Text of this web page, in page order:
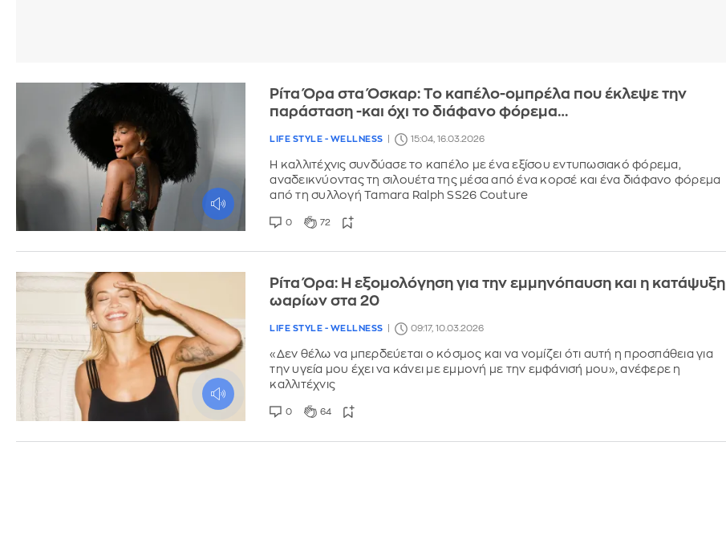
Ρίτα Όρα στα Όσκαρ: Το καπέλο-ομπρέλα που έκλεψε την
παράσταση -και όχι το διάφανο φόρεμα…
LIFE STYLE - WELLNESS 15:04, 16.03.2026
Η καλλιτέχνις συνδύασε το καπέλο με ένα εξίσου εντυπωσιακό φόρεμα,
αναδεικνύοντας τη σιλουέτα της μέσα από ένα κορσέ και ένα διάφανο φόρεμα
από τη συλλογή Tamara Ralph SS26 Couture
0 72
Ρίτα Όρα: Η εξομολόγηση για την εμμηνόπαυση και η κατάψυξη
ωαρίων στα 20
LIFE STYLE - WELLNESS 09:17, 10.03.2026
«Δεν θέλω να μπερδεύεται ο κόσμος και να νομίζει ότι αυτή η προσπάθεια για
την υγεία μου έχει να κάνει με εμμονή με την εμφάνισή μου», ανέφερε η
καλλιτέχνις
0 64